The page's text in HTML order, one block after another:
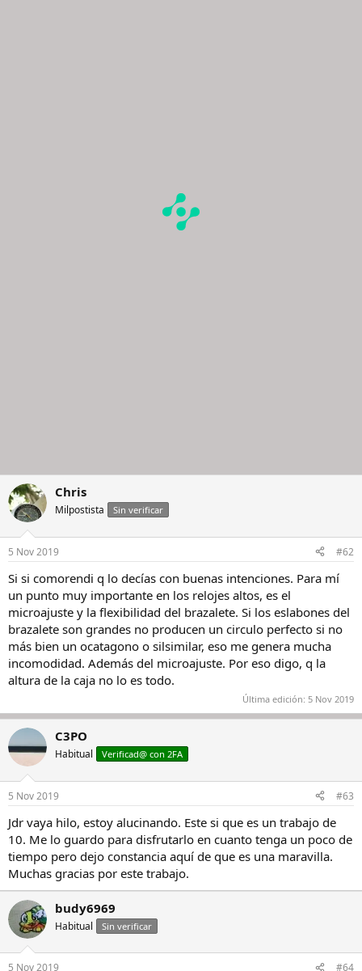
Chris
Milpostista Sin verificar
5 Nov 2019 #62
Si si comorendi q lo decías con buenas intenciones. Para mí
un punto muy importante en los relojes altos, es el
microajuste y la flexibilidad del brazalete. Si los eslabones del
brazalete son grandes no producen un circulo perfecto si no
más bien un ocatagono o silsimilar, eso me genera mucha
incomodidad. Además del microajuste. Por eso digo, q la
altura de la caja no lo es todo.
Última edición: 5 Nov 2019
C3PO
Habitual Verificad@ con 2FA
5 Nov 2019 #63
Jdr vaya hilo, estoy alucinando. Este si que es un trabajo de
10. Me lo guardo para disfrutarlo en cuanto tenga un poco de
tiempo pero dejo constancia aquí de que es una maravilla.
Muchas gracias por este trabajo.
budy6969
Habitual Sin verificar
5 Nov 2019 #64